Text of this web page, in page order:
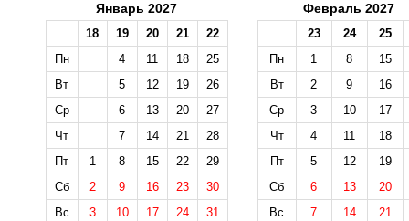
Январь 2027
18 19 20 21
22
Пн
4 11 18
25
Вт
5 12 19
26
Ср
6 13 20
27
Чт
7 14 21
28
Пт
1 8 15 22
29
Сб
2 9 16 23
30
Вс
3 10 17 24 31
Февраль 2027
23 24
25
Пн
1 8
15
Вт
2 9
16
Ср
3 10
17
Чт
4 11
18
Пт
5 12
19
Сб
6 13
20
Вс
7 14 21